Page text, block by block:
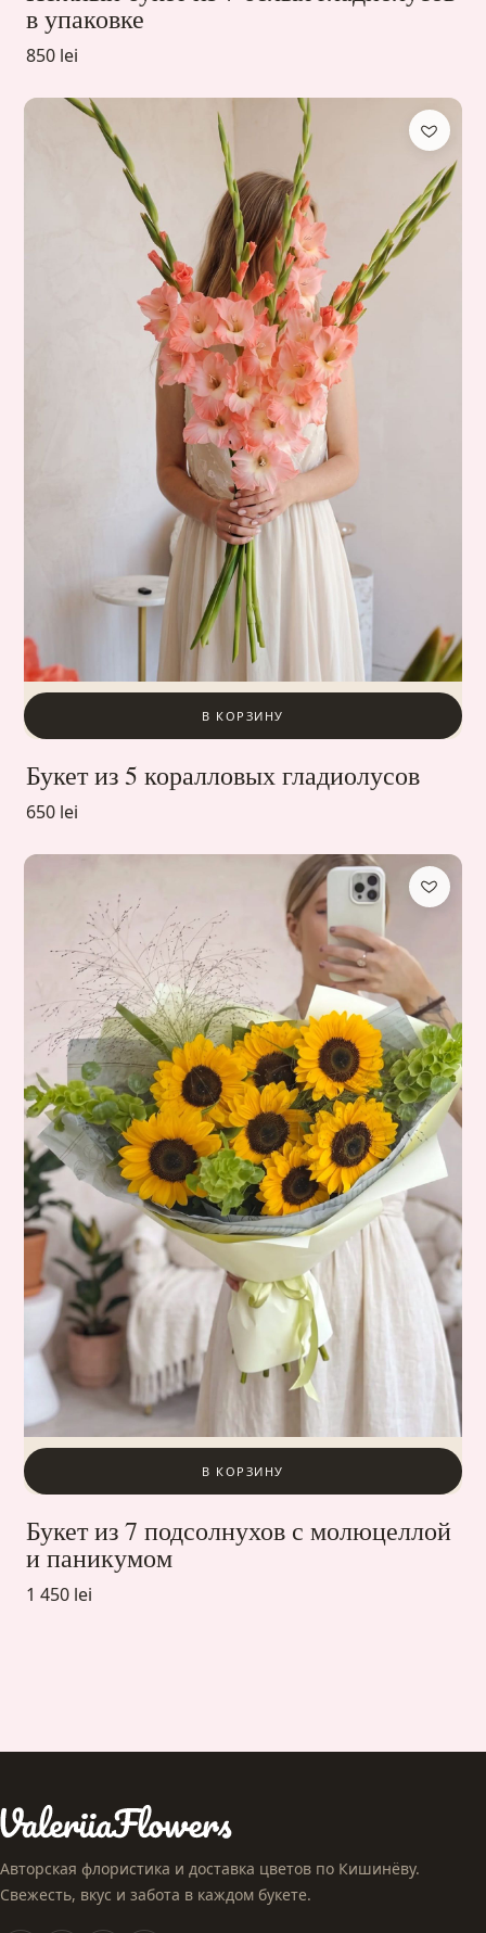
в упаковке
850 lei
В КОРЗИНУ
Букет из 5 коралловых гладиолусов
650 lei
В КОРЗИНУ
Букет из 7 подсолнухов с молюцеллой
и паникумом
1 450 lei
Авторская флористика и доставка цветов по Кишинёву.
Свежесть, вкус и забота в каждом букете.